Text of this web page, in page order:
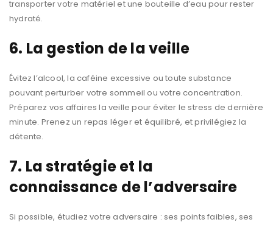
transporter votre matériel et une bouteille d’eau pour rester
hydraté.
6. La gestion de la veille
Évitez l’alcool, la caféine excessive ou toute substance
pouvant perturber votre sommeil ou votre concentration.
Préparez vos affaires la veille pour éviter le stress de dernière
minute. Prenez un repas léger et équilibré, et privilégiez la
détente.
7. La stratégie et la
connaissance de l’adversaire
Si possible, étudiez votre adversaire : ses points faibles, ses